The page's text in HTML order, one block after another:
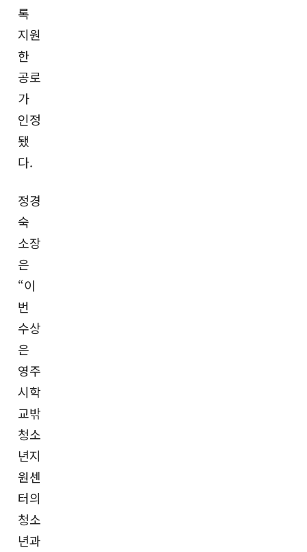
록
지원
한
공로
가
인정
됐
다.
정경
숙
소장
은
“이
번
수상
은
영주
시학
교밖
청소
년지
원센
터의
청소
년과